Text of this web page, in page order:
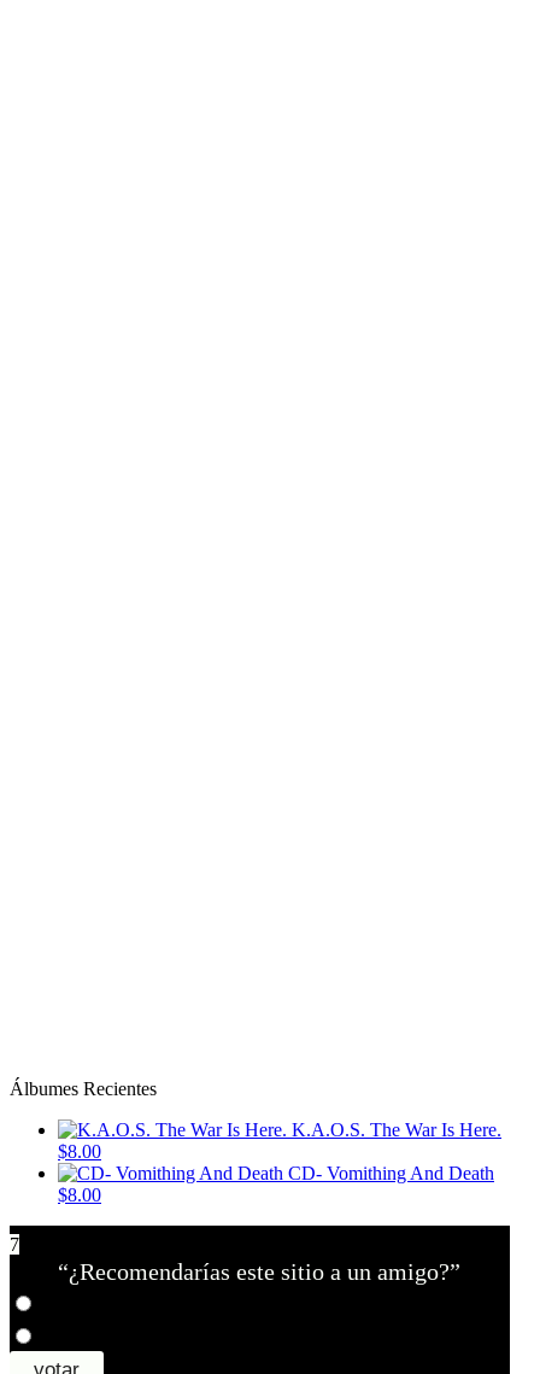
Álbumes Recientes
K.A.O.S. The War Is Here.
$8.00
CD- Vomithing And Death
$8.00
7
“¿Recomendarías este sitio a un amigo?”